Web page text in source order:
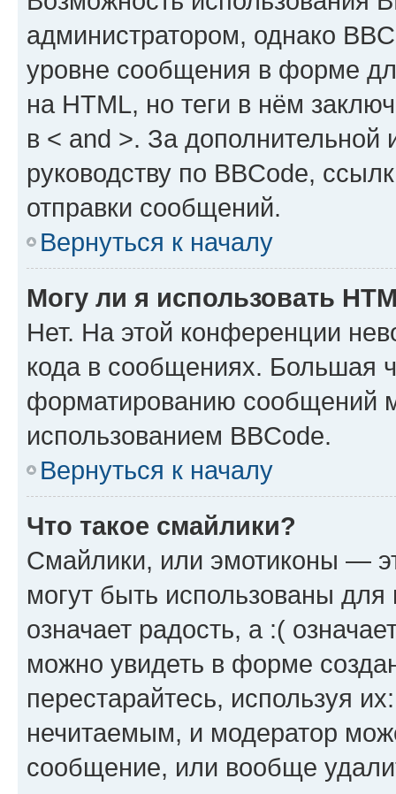
администратором, однако
уровне сообщения в форме
на HTML, но теги в нём
в < and >. За
руководству по BBCode,
отправки сообщений.
Вернуться к началу
Могу ли я использовать
Нет. На этой конференции
кода в сообщениях. Большая
форматированию сообщений
использованием BBCode.
Вернуться к началу
Что такое смайлики?
Смайлики, или эмотиконы —
могут быть использованы
означает радость, а :(
можно увидеть в форме
перестарайтесь, используя
нечитаемым, и модератор
сообщение, или вообще